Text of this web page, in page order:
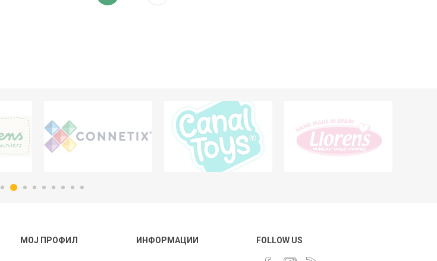
МОЈ ПРОФИЛ ИНФОРМАЦИИ FOLLOW US